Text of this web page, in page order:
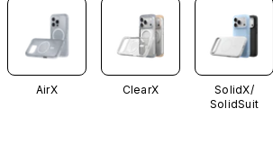
AirX ClearX
SolidX/
SolidSuit